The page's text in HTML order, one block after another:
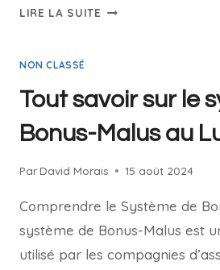
LIRE LA SUITE RÉFORME
LE
GUIDE
INDISPENSABLE
NON CLASSÉ
Tout savoir sur le
Bonus-Malus au
Par David Morais 15 août 2024
Comprendre le Système de
système de Bonus-Malus est
utilisé par les compagnies